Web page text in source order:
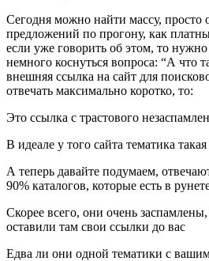
Сегодня можно найти массу, просто
предложений по прогону, как
если уже говорить об этом, то нужно
немного коснуться вопроса: “А что
внешняя ссылка на сайт для
отвечать максимально коротко, то:
Это ссылка с трастового
В идеале у того сайта тематика
А теперь давайте подумаем,
90% каталогов, которые есть в
Скорее всего, они очень
оставили там свои ссылки до вас
Едва ли они одной тематики с